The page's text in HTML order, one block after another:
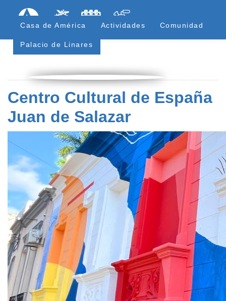
Menú Superior
Casa de América Actividades Comunidad
Palacio de Linares
Centro Cultural de España
Juan de Salazar